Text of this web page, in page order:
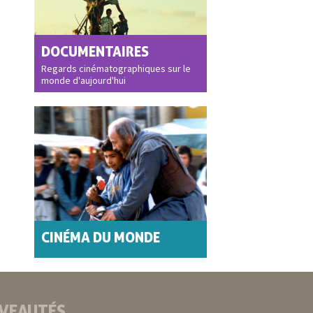
DOCUMENTAIRES
Regards cinématographiques sur le
monde d'aujourd'hui
CINÉMA DU MONDE